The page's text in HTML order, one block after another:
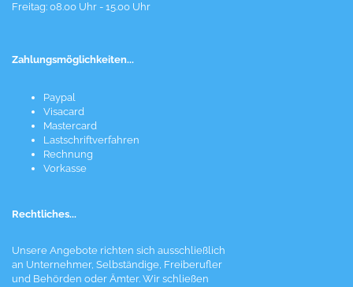
Freitag: 08.00 Uhr - 15.00 Uhr
Zahlungsmöglichkeiten...
Paypal
Visacard
Mastercard
Lastschriftverfahren
Rechnung
Vorkasse
Rechtliches...
Unsere Angebote richten sich ausschließlich
an Unternehmer, Selbständige, Freiberufler
und Behörden oder Ämter. Wir schließen